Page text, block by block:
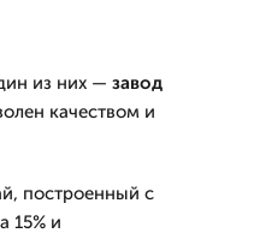
из них — завод
качеством и
построенный с
15% и